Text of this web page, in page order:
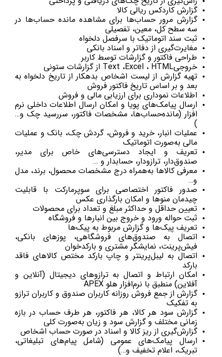
گزارش کاردکس ریالی کالا
گزارش مرور حساب‌ها برای مشاهده مانده حساب‌ها در
سه سطح کل، معین، تفصیلی
ثبت سند اتوماتیک با سرفصل دلخواه
مغایرت‌گیری از دفاتر و اسناد بانکی
طراحی فاکتور و گزارشات توسط کاربر
خروجیText ،Excel ، HTML از گزارشات ستونی
تهیه گزارش از لیست اشخاص بدهکار از تاریخ دلخواه به
بعد و بر اساس تاریخ فاکتور فروش
اطلاعات نموداری برای ارزیابی مالی و فروش
ارسال پیامک‌های پویا و امکان ارسال اطلاعات داخلی نرم
افزار (مانده‌حساب‌ها، مشخصات فاکتور، سررسید چک و…
)
عملیات انبار، خرید و فروش، گردش چک، بانک و عملیات
مالی به‌صورت اتوماتیک
تعریف و ایجاد دسترسی‌های خاص برای مدیر،
صندوق‌دار، ترازودار، حسابدار و …
معرفی کالاها به‌همراه درج مشخصات محصول، برند، مدل
و…
صدور فاکتور اختصاصی برای سوپرمارکت با قابلیت
چیدمان منوها و امکان بارگذاری عکس
تعیین حداقل و حداکثر مبلغ و تعداد برای محصولات
ثبت حواله ورود و خروج بین انبارها و فروشگاه
تعریف پیک‌ها و گزارش مربوط به پیک‌ها
اتصال به صندوق‌های فروشگاهی، پوزهای بانکی،
فیش‌پرینت، نمایشگر مشتری و بارکدخوان
اتصال به لیبل‌پرینتر و چاپ بارکد مختص کالاهای فاقد
بارکد
امکان ارتباط و اتصال به ترازوهای دیجیتال (آنلاین و
آفلاین) منطبق با نرم‌افزار هلو APEX
گزارش از جمع فروش روزانه کاربران صندوق و کاربران ترازو
به تفکیک
گزارش سود هر كالا، هر فاكتور، هر طرف حساب در بازه
زمانی مختلف و گزارش سود و زیان به‌صورت کلی
گزارش‌گیری از ریز کالا و اسناد در صورت حساب اشخاص
ارسال پیامک‌های عمومی (شامل پیام‌های تبلیغاتی،
تبریک، اعلام تخفیف و…)